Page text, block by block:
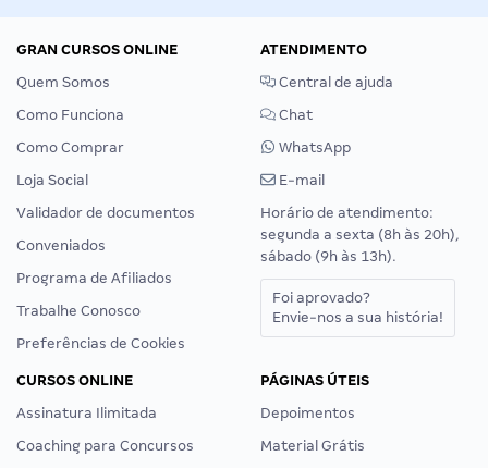
GRAN CURSOS ONLINE
Quem Somos
Como Funciona
Como Comprar
Loja Social
Validador de documentos
Conveniados
Programa de Afiliados
Trabalhe Conosco
Preferências de Cookies
ATENDIMENTO
Central de ajuda
Chat
WhatsApp
E-mail
Horário de atendimento:
segunda a sexta (8h às 20h),
sábado (9h às 13h).
Foi aprovado?
Envie-nos a sua história!
CURSOS ONLINE
Assinatura Ilimitada
Coaching para Concursos
PÁGINAS ÚTEIS
Depoimentos
Material Grátis